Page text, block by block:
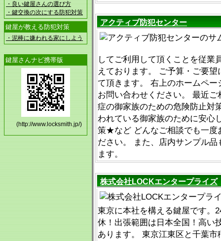
・良い鍵屋さんの選び方
・鍵交換の次にする防犯対策
鍵屋が教える防犯対策
・泥棒に嫌われる家にしよう
鍵屋さんナビ携帯版
(http://www.locksmith.jp/)
アクティブ防犯センター
してご利用して頂くことを従業
えております。 ご予算・ご要
て頂きます。 右上のホームペー
お問い合わせください。 最近
症の御家族のための危険防止対
われている御家族のために安心
策★など どんなご相談でも一度
ださい。 また、店内サンプル品
ます。
株式会社LOCKエンタープライズ
東京に本社を構える鍵屋です。
休！出張範囲は日本全国！高い
あります。 東京江東区と千葉市